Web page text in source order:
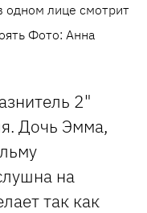
одном лице смотрит
Фото: Анна
2"
Дочь Эмма,
на
так как